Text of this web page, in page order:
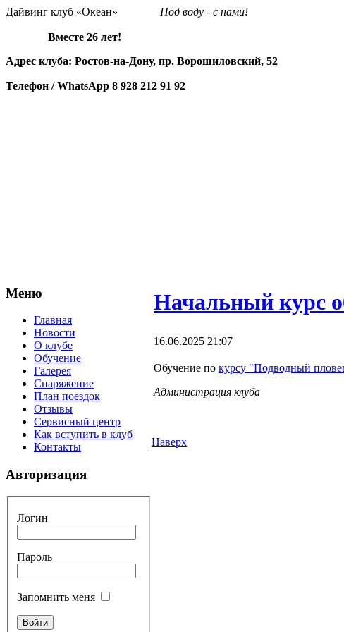
Дайвинг клуб «Океан» Под воду - с нами!
Вместе 26 лет!
Адрес клуба: Ростов-на-Дону, пр. Ворошиловский, 52
Телефон / WhatsApp 8 928 212 91 92
Меню
Главная
Новости
О клубе
Обучение
Галерея
Снаряжение
План поездок
Отзывы
Сервисный центр
Как вступить в клуб
Контакты
Авторизация
Логин
Пароль
Запомнить меня
Начальный курс
16.06.2025 21:07
Обучение по курсу "Подводный
Администрация клуба
Наверх